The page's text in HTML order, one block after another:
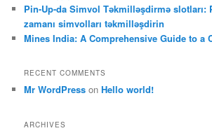
Pin-Up-da Simvol Təkmilləşdirmə slotları:
zamanı simvolları təkmilləşdirin
Mines India: A Comprehensive Guide to a
RECENT COMMENTS
Mr WordPress onHello world!
ARCHIVES